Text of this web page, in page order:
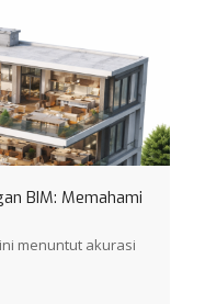
BIM: Memahami
menuntut akurasi